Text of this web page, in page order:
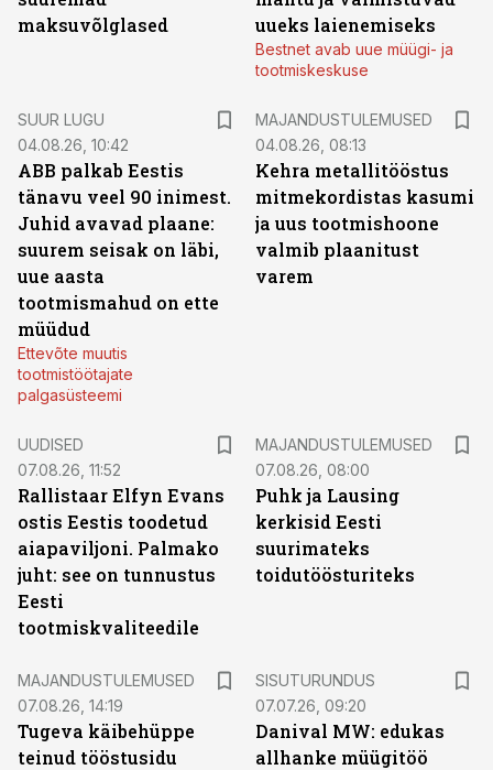
maksuvõlglased
uueks laienemiseks
Bestnet avab uue müügi- ja
tootmiskeskuse
SUUR LUGU
04.08.26, 10:42
ABB palkab Eestis
tänavu veel 90 inimest.
Juhid avavad plaane:
suurem seisak on läbi,
uue aasta
tootmismahud on ette
müüdud
Ettevõte muutis
tootmistöötajate
palgasüsteemi
MAJANDUSTULEMUSED
04.08.26, 08:13
Kehra metallitööstus
mitmekordistas kasumi
ja uus tootmishoone
valmib plaanitust
varem
UUDISED
07.08.26, 11:52
Rallistaar Elfyn Evans
ostis Eestis toodetud
aiapaviljoni. Palmako
juht: see on tunnustus
Eesti
tootmiskvaliteedile
MAJANDUSTULEMUSED
07.08.26, 08:00
Puhk ja Lausing
kerkisid Eesti
suurimateks
toidutöösturiteks
MAJANDUSTULEMUSED
07.08.26, 14:19
Tugeva käibehüppe
teinud tööstusidu
SISUTURUNDUS
07.07.26, 09:20
Danival MW: edukas
allhanke müügitöö